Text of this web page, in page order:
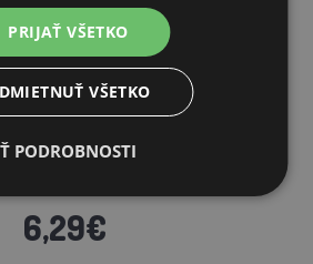
ohradník, priemer 2 mm, 250 m, žlto-
ora...
6,29€
PRIJAŤ VŠETKO
VŠETKO
PODROBNOSTI